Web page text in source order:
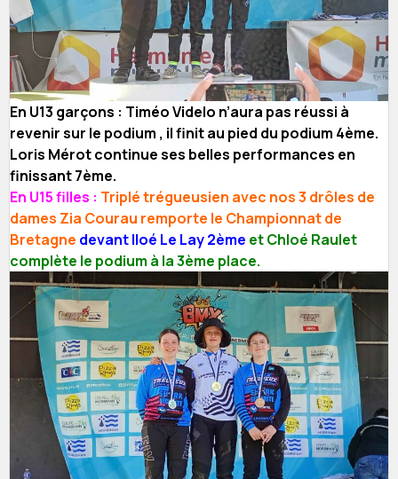
En U13 garçons : Timéo Videlo n’aura pas réussi à
revenir sur le podium , il finit au pied du podium 4ème.
Loris Mérot continue ses belles performances en
finissant 7ème.
En U15 filles : Triplé trégueusien avec nos 3 drôles de
dames Zia Courau remporte le Championnat de
Bretagne devant Iloé Le Lay 2ème et Chloé Raulet
complète le podium à la 3ème place.